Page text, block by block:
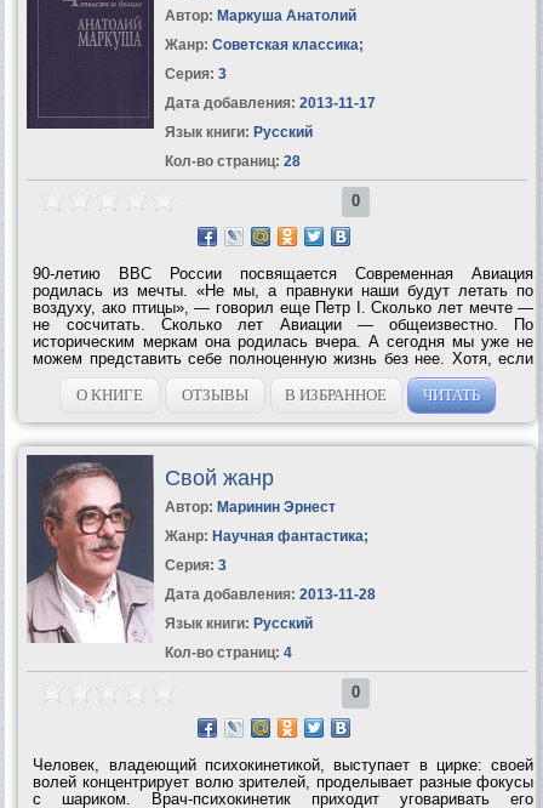
Автор: Маркуша Анатолий
Жанр: Советская классика;
Серия: 3
Дата добавления: 2013-11-17
Язык книги: Русский
Кол-во страниц: 28
0
90-летию ВВС России посвящается Современная Авиация
родилась из мечты. «Не мы, а правнуки наши будут летать по
воздуху, ако птицы», — говорил еще Петр I. Сколько лет мечте —
не сосчитать. Сколько лет Авиации — общеизвестно. По
историческим меркам она родилась вчера. А сегодня мы уже не
можем представить себе полноценную жизнь без нее. Хотя, если
постараться, представить можно: от Москвы до Владивостока —
на поезде, из Европы в...
О КНИГЕ ОТЗЫВЫ В ИЗБРАННОЕ ЧИТАТЬ
Свой жанр
Автор: Маринин Эрнест
Жанр: Научная фантастика;
Серия: 3
Дата добавления: 2013-11-28
Язык книги: Русский
Кол-во страниц: 4
0
Человек, владеющий психокинетикой, выступает в цирке: своей
волей концентрирует волю зрителей, проделывает разные фокусы
с шариком. Врач-психокинетик приходит уговаривать его